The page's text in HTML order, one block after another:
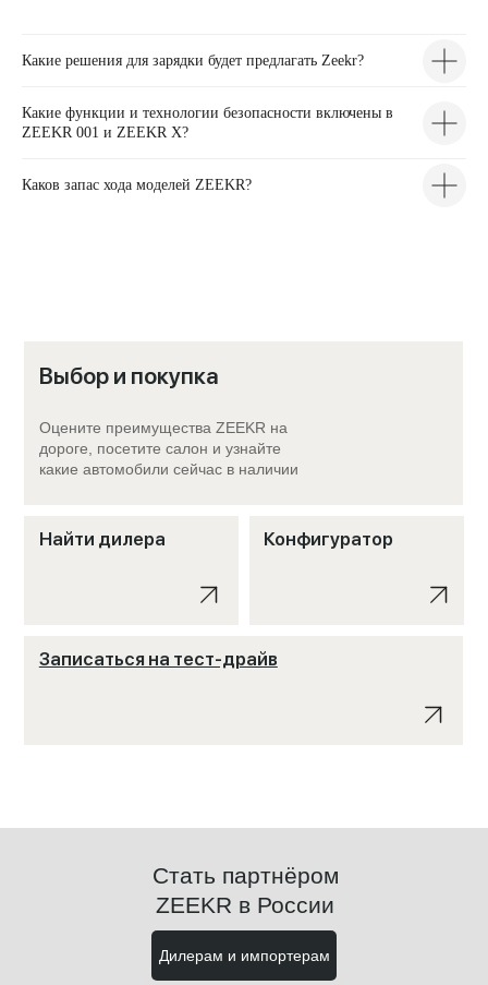
Какие решения для зарядки будет предлагать Zeekr?
Какие функции и технологии безопасности включены в
ZEEKR 001 и ZEEKR X?
Каков запас хода моделей ZEEKR?
Выбор и покупка
Оцените преимущества ZEEKR на
дороге, посетите салон и узнайте
какие автомобили сейчас в наличии
Найти дилера Конфигуратор
Записаться на тест-драйв
Дилерам и импортерам
Стать партнёром
ZEEKR в России